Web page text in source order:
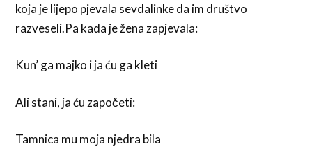
koja je lijepo pjevala sevdalinke da im društvo
razveseli.Pa kada je žena zapjevala:
Kun’ ga majko i ja ću ga kleti
Ali stani, ja ću započeti:
Tamnica mu moja njedra bila